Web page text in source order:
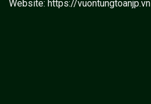
Website: https://vuontungtoanjp.vn